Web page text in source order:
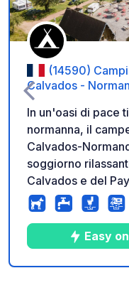
(14590)
Calvados -
In un'oasi di pace
normanna, il
Calvados-
soggiorno
Calvados e del
campeggio
con piscina
per bambini e
grill e bar in loco.
Easy